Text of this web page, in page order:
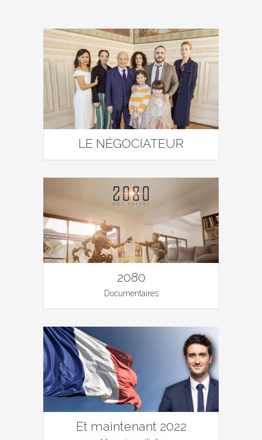
LE NÉGOCIATEUR
2080
Documentaires
Et maintenant 2022